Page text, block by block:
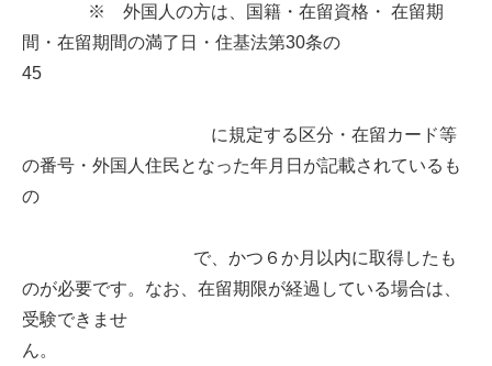
※ 外国人の方は、国籍・在留資格・ 在留期
間・在留期間の満了日・住基法第30条の
45
に規定する区分・在留カード等
の番号・外国人住民となった年月日が記載されているも
の
で、かつ６か月以内に取得したも
のが必要です。なお、在留期限が経過している場合は、
受験できませ
ん。